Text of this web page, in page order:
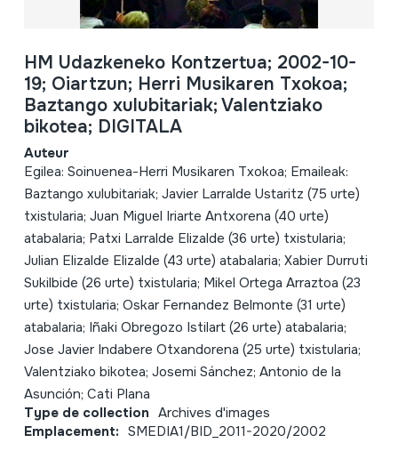
HM Udazkeneko Kontzertua; 2002-10-
19; Oiartzun; Herri Musikaren Txokoa;
Baztango xulubitariak; Valentziako
bikotea; DIGITALA
Auteur
Egilea: Soinuenea-Herri Musikaren Txokoa; Emaileak:
Baztango xulubitariak; Javier Larralde Ustaritz (75 urte)
txistularia; Juan Miguel Iriarte Antxorena (40 urte)
atabalaria; Patxi Larralde Elizalde (36 urte) txistularia;
Julian Elizalde Elizalde (43 urte) atabalaria; Xabier Durruti
Sukilbide (26 urte) txistularia; Mikel Ortega Arraztoa (23
urte) txistularia; Oskar Fernandez Belmonte (31 urte)
atabalaria; Iñaki Obregozo Istilart (26 urte) atabalaria;
Jose Javier Indabere Otxandorena (25 urte) txistularia;
Valentziako bikotea; Josemi Sánchez; Antonio de la
Asunción; Cati Plana
Type de collection Archives d'images
Emplacement: SMEDIA1/BID_2011-2020/2002